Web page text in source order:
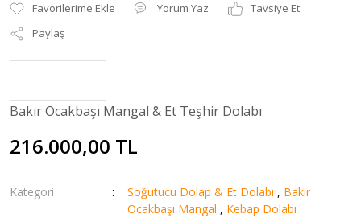
Yorum Yaz
Tavsiye Et
Paylaş
Bakır Ocakbaşı Mangal & Et Teşhir Dolabı
216.000,00 TL
Kategori Soğutucu Dolap & Et Dolabı , Bakır
Ocakbaşı Mangal , Kebap Dolabı